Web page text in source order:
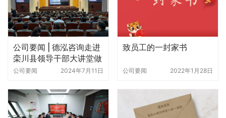
公司要闻 | 德泓咨询走进
栾川县领导干部大讲堂做
投融资业务专题培训
公司要闻 2024年7月11日
致员工的一封家书
公司要闻 2022年1月28日